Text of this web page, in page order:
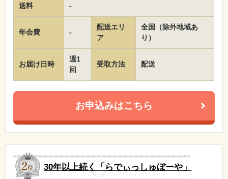
送料 -
年会費 -
配送エリ
ア
全国（除外地域あ
り）
お届け日時
週1
回
受取方法 配送
お申込みはこちら
30年以上続く「らでぃっしゅぼーや」